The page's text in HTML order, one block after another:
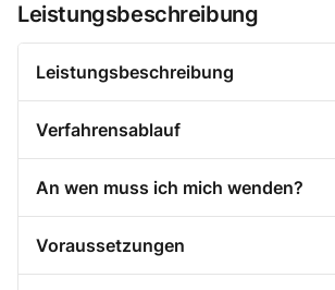
Leistungsbeschreibung
Leistungsbeschreibung
Verfahrensablauf
An wen muss ich mich wenden?
Voraussetzungen